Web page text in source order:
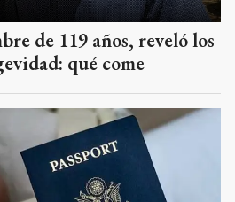
de 119 años, reveló los
qué come